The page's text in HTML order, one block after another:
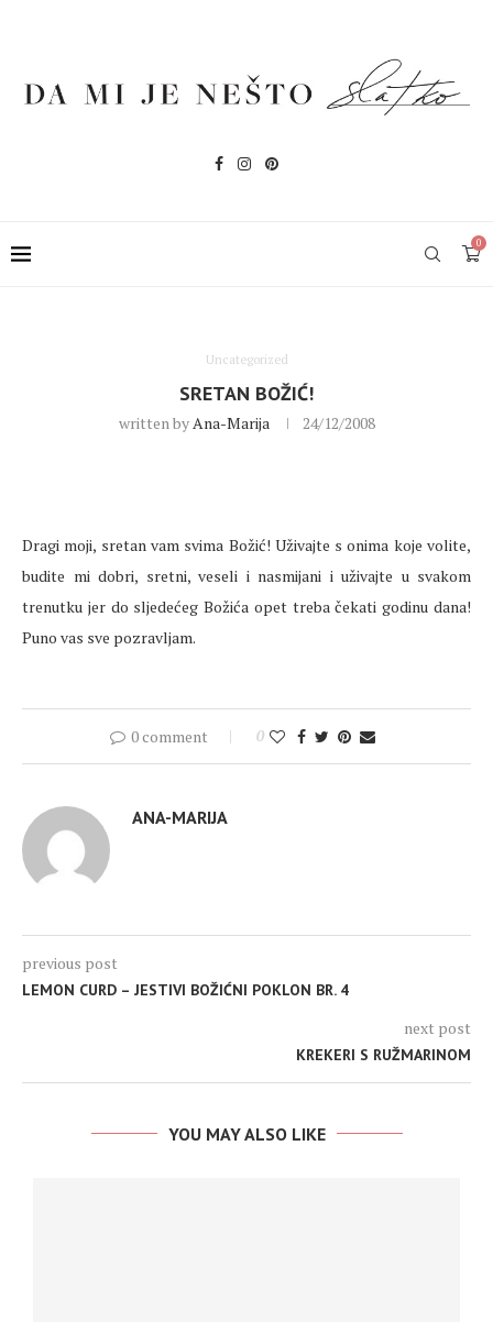
0
Uncategorized
SRETAN BOŽIĆ!
written byAna-Marija 24/12/2008
Dragi moji, sretan vam svima Božić! Uživajte s onima koje volite,
budite mi dobri, sretni, veseli i nasmijani i uživajte u svakom
trenutku jer do sljedećeg Božića opet treba čekati godinu dana!
Puno vas sve pozravljam.
0 comment 0
ANA-MARIJA
previous post
LEMON CURD – JESTIVI BOŽIĆNI POKLON BR. 4
next post
KREKERI S RUŽMARINOM
YOU MAY ALSO LIKE